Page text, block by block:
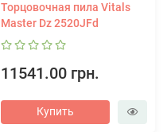
Торцовочная пила Vitals
Master Dz 2520JFd
11541.00 грн.
Купить